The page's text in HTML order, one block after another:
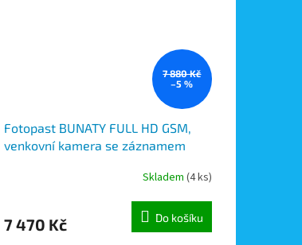
7 880 Kč
–5 %
Fotopast BUNATY FULL HD GSM,
venkovní kamera se záznamem
Skladem (4 ks)
7 470 Kč Do košíku